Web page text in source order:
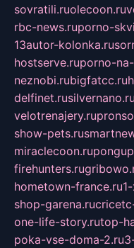
sovratili.ruolecoon.ru
rbc-news.ruporno-
13autor-kolonka.ru
hostserve.ruporno-
neznobi.rubigfatcc.ru
delfinet.rusilvernano.ru
velotrenajery.ru
show-pets.ru
miraclecoon.ru
firehunters.ru
hometown-france.ru
shop-garena.ru
one-life-story.rutop-
poka-vse-doma-2.ru